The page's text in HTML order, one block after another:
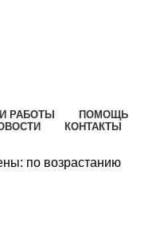
РАБОТЫ
ПОМОЩЬ
КОНТАКТЫ
по возрастанию